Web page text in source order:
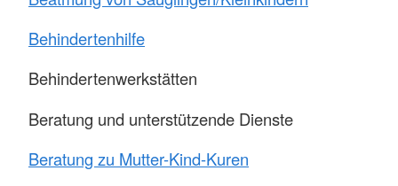
Behindertenhilfe
Behindertenwerkstätten
Beratung und unterstützende Dienste
Beratung zu Mutter-Kind-Kuren